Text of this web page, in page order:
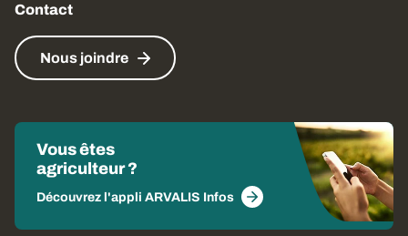
Contact
Nous joindre
Vous êtes
agriculteur ?
Découvrez l'appli ARVALIS Infos